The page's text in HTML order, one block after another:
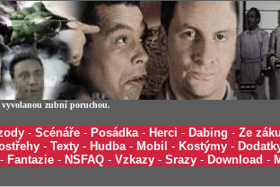
vyvolanou zubní poruchou.
- Scénáře - Posádka- Herci - Dabing - Ze
- Texty - Hudba- Mobil - Kostýmy -
- Fantazie - NSFAQ - Vzkazy - Srazy - Download -